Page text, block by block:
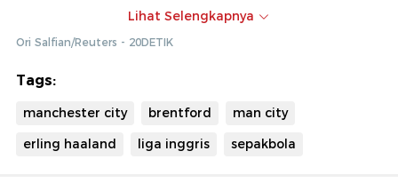
Gol tunggal dicetak oleh Erling Haaland di menit ke-9.
dengan 13 poin.
Klik di sini untuk menonton video lainnya!
Lihat Selengkapnya
Ori Salfian/Reuters - 20DETIK
Tags:
manchester city brentford
man city
erling haaland
liga inggris sepakbola